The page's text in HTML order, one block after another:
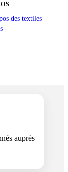
des textiles
auprès